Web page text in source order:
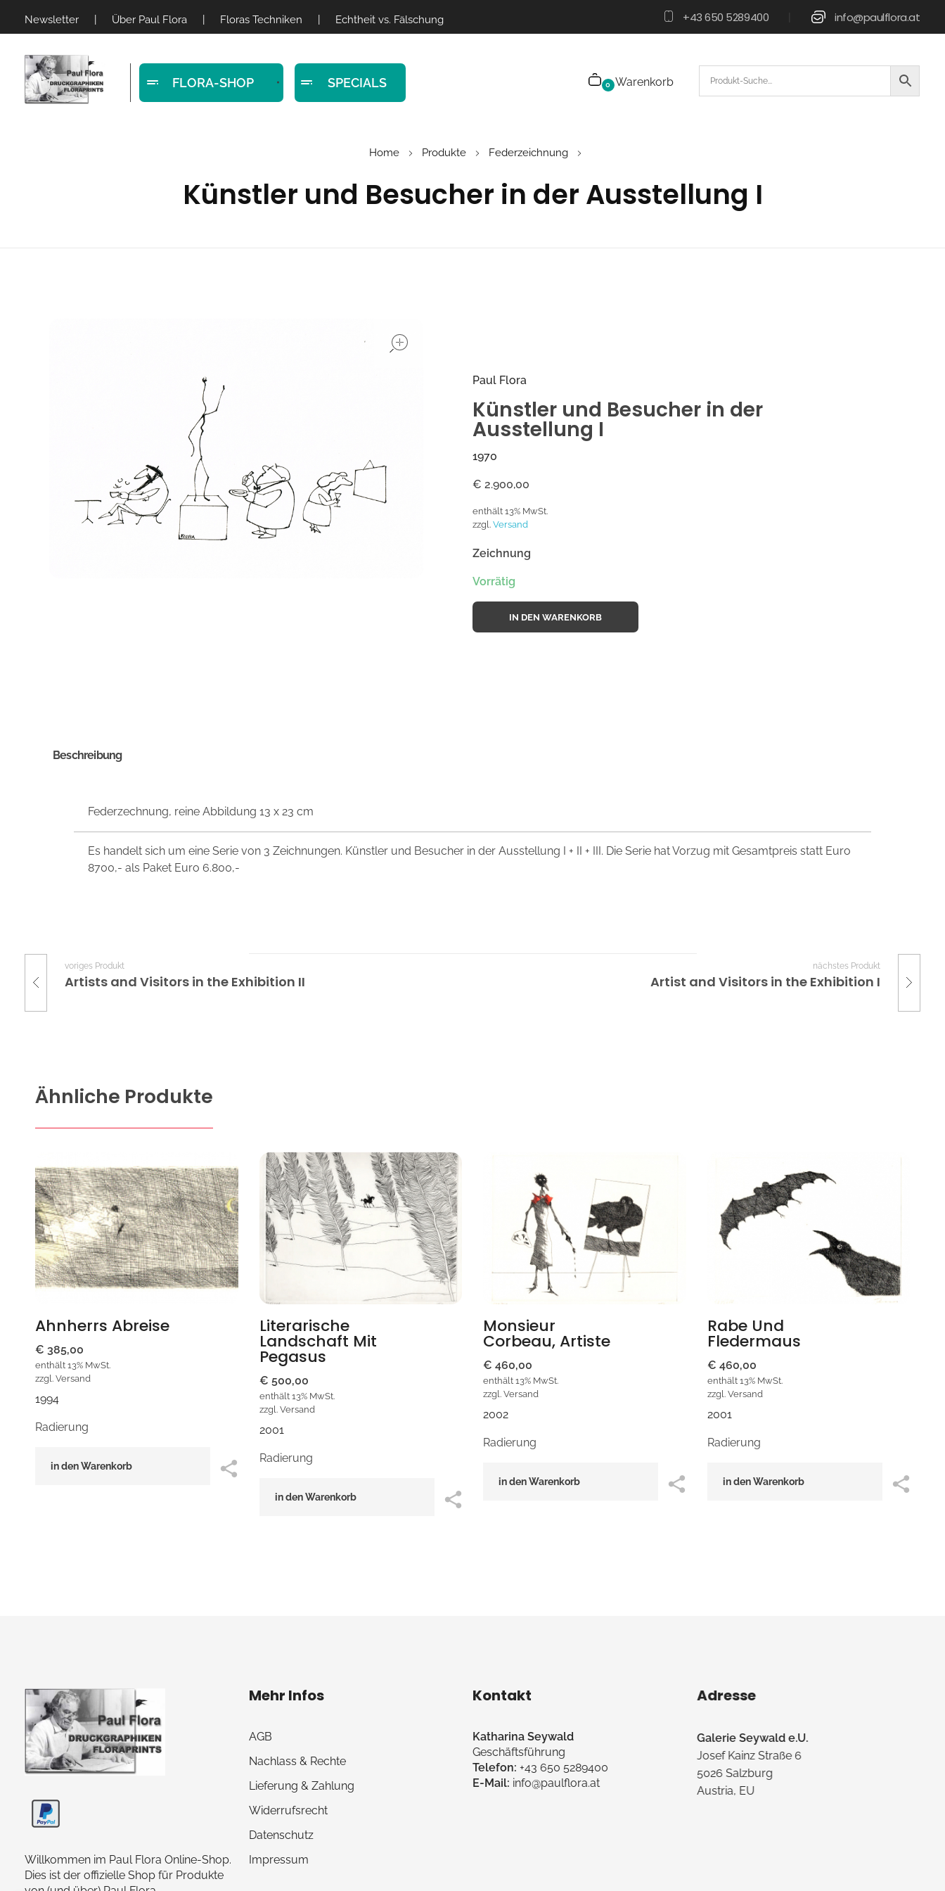
Newsletter Über Paul Flora Floras Techniken Echtheit vs. Fälschung +43 650 5289400 info@paulflora.at
FLORA-SHOP SPECIALS 0 Warenkorb
Home Produkte Federzeichnung
Künstler und Besucher in der Ausstellung I
Paul Flora
Künstler und Besucher in der
Ausstellung I
1970
€ 2.900,00
enthält 13% MwSt.
zzgl. Versand
Zeichnung
Vorrätig
IN DEN WARENKORB
Beschreibung
Federzechnung, reine Abbildung 13 x 23 cm
Es handelt sich um eine Serie von 3 Zeichnungen. Künstler und Besucher in der Ausstellung I + II + III. Die Serie hat Vorzug mit Gesamtpreis statt Euro
8700,- als Paket Euro 6.800,-
voriges Produkt
Artists and Visitors in the Exhibition II
nächstes Produkt
Artist and Visitors in the Exhibition I
Ähnliche Produkte
Ahnherrs Abreise
€ 385,00
enthält 13% MwSt.
zzgl. Versand
1994
Radierung
in den Warenkorb
Literarische
Landschaft Mit
Pegasus
€ 500,00
enthält 13% MwSt.
zzgl. Versand
2001
Radierung
in den Warenkorb
Monsieur
Corbeau, Artiste
€ 460,00
enthält 13% MwSt.
zzgl. Versand
2002
Radierung
in den Warenkorb
Rabe Und
Fledermaus
€ 460,00
enthält 13% MwSt.
zzgl. Versand
2001
Radierung
in den Warenkorb
Willkommen im Paul Flora Online-Shop.
Dies ist der offizielle Shop für Produkte
Mehr Infos
AGB
Nachlass & Rechte
Lieferung & Zahlung
Widerrufsrecht
Datenschutz
Impressum
Kontakt
Katharina Seywald
Geschäftsführung
Telefon: +43 650 5289400
E-Mail: info@paulflora.at
Adresse
Galerie Seywald e.U.
Josef Kainz Straße 6
5026 Salzburg
Austria, EU